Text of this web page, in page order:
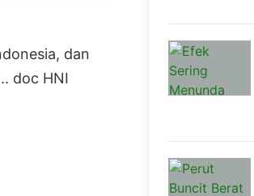
dan
doc HNI